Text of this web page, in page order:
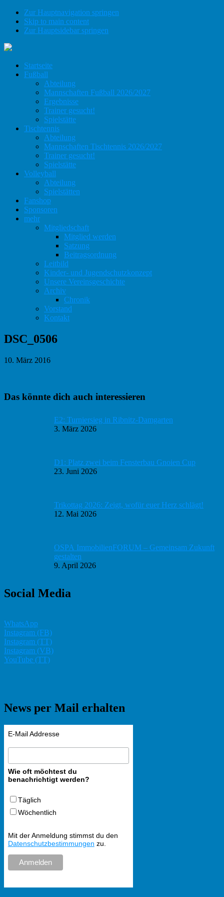
Zur Hauptnavigation springen
Skip to main content
Zur Hauptsidebar springen
Startseite
Fußball
Abteilung
Mannschaften Fußball 2026/2027
Ergebnisse
Trainer gesucht!
Spielstätte
Tischtennis
Abteilung
Mannschaften Tischtennis 2026/2027
Trainer gesucht!
Spielstätte
Volleyball
Abteilung
Spielstätten
Fanshop
Sponsoren
mehr
Mitgliedschaft
Mitglied werden
Satzung
Beitragsordnung
Leitbild
Kinder- und Jugendschutzkonzept
Unsere Vereinsgeschichte
Archiv
Chronik
Vorstand
Kontakt
DSC_0506
10. März 2016
Haupt-
Das könnte dich auch interessieren
E2: Turniersieg in Ribnitz-Damgarten
3. März 2026
D1: Platz zwei beim Fensterbau Gnoien Cup
23. Juni 2026
Trikottag 2026: Zeigt, wofür euer Herz schlägt!
12. Mai 2026
OSPA ImmobilienFORUM – Gemeinsam Zukunft
gestalten
9. April 2026
Social Media
WhatsApp
Instagram (FB)
Instagram (TT)
Instagram (VB)
YouTube (TT)
News per Mail erhalten
E-Mail Addresse
Wie oft möchtest du
benachrichtigt werden?
Täglich
Wöchentlich
Mit der Anmeldung stimmst du den
Datenschutzbestimmungen zu.